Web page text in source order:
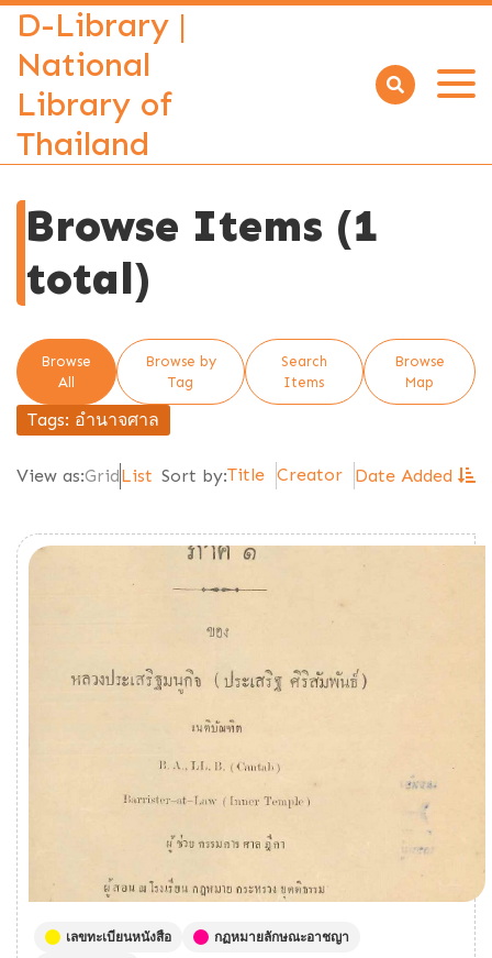
D-Library |
National
Library of
Thailand
Open
Browse Items (1
total)
Browse
All
Browse by
Tag
Search
Items
Browse
Map
Tags: อำนาจศาล
View as:GridList Sort by:Title Creator Date Added
เลขทะเบียนหนังสือ
กฏหมายลักษณะอาชญา